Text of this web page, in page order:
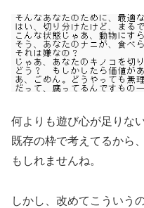
何よりも遊び心が足りない
既存の枠で考えてるから
もしれませんね。
しかし、改めてこういう